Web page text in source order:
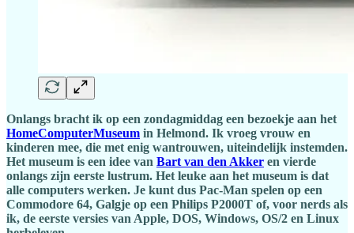
Onlangs bracht ik op een zondagmiddag een bezoekje aan het
HomeComputerMuseum in Helmond. Ik vroeg vrouw en
kinderen mee, die met enig wantrouwen, uiteindelijk instemden.
Het museum is een idee van Bart van den Akker en vierde
onlangs zijn eerste lustrum. Het leuke aan het museum is dat
alle computers werken. Je kunt dus Pac-Man spelen op een
Commodore 64, Galgje op een Philips P2000T of, voor nerds als
ik, de eerste versies van Apple, DOS, Windows, OS/2 en Linux